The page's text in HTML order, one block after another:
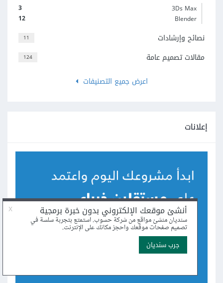
3
3Ds Max
12
Blender
11 نصائح وإرشادات
124
مقالات تصميم عامة
اعرض جميع التصنيفات
إعلانات